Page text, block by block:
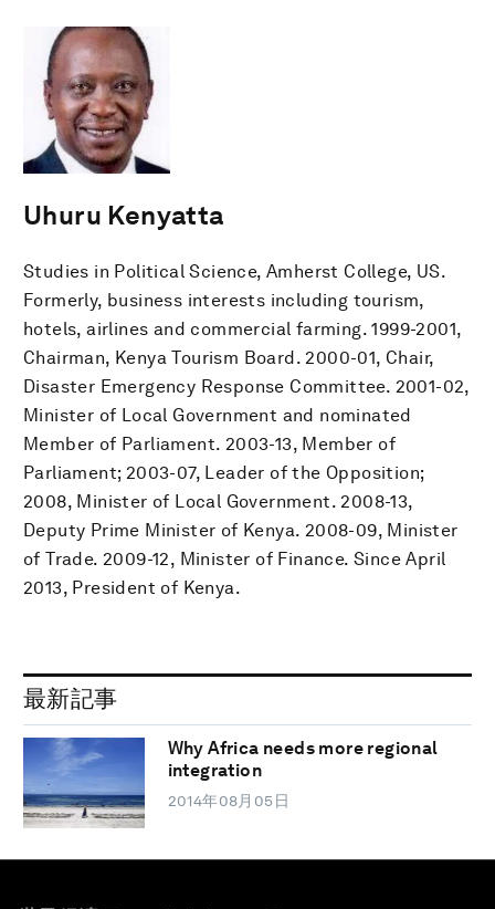
Uhuru Kenyatta
Studies in Political Science, Amherst College, US.
Formerly, business interests including tourism,
hotels, airlines and commercial farming. 1999-2001,
Chairman, Kenya Tourism Board. 2000-01, Chair,
Disaster Emergency Response Committee. 2001-02,
Minister of Local Government and nominated
Member of Parliament. 2003-13, Member of
Parliament; 2003-07, Leader of the Opposition;
2008, Minister of Local Government. 2008-13,
Deputy Prime Minister of Kenya. 2008-09, Minister
of Trade. 2009-12, Minister of Finance. Since April
2013, President of Kenya.
最新記事
Why Africa needs more regional
integration
2014年08月05日